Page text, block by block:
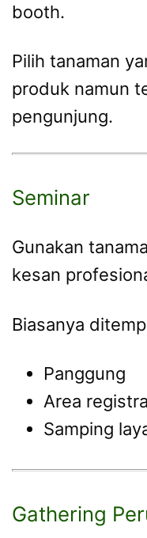
booth.
Pilih tanaman
produk namun
pengunjung.
Seminar
Gunakan
kesan
Biasanya
Panggung
Area
Samping
Gathering